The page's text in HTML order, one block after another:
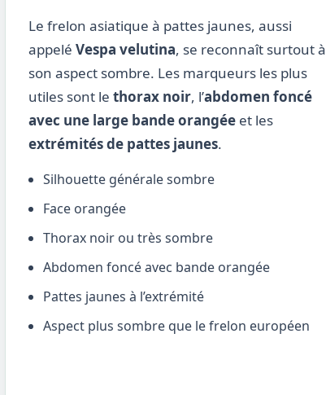
Le frelon asiatique à pattes jaunes, aussi
appelé Vespa velutina, se reconnaît surtout à
son aspect sombre. Les marqueurs les plus
utiles sont le thorax noir, l’abdomen foncé
avec une large bande orangée et les
extrémités de pattes jaunes.
Silhouette générale sombre
Face orangée
Thorax noir ou très sombre
Abdomen foncé avec bande orangée
Pattes jaunes à l’extrémité
Aspect plus sombre que le frelon européen